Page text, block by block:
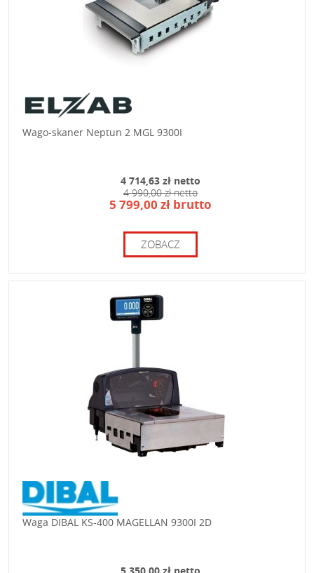
Wago-skaner Neptun 2 MGL 9300I
4 714,63 zł netto
4 990,00 zł netto
5 799,00 zł brutto
ZOBACZ
Waga DIBAL KS-400 MAGELLAN 9300I 2D